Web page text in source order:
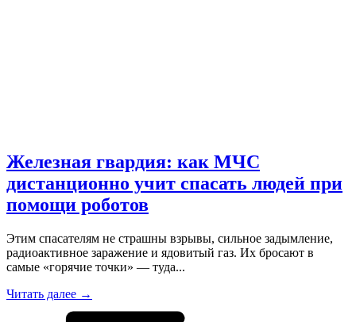
Железная гвардия: как МЧС
дистанционно учит спасать людей при
помощи роботов
Этим спасателям не страшны взрывы, сильное задымление,
радиоактивное заражение и ядовитый газ. Их бросают в
самые «горячие точки» — туда...
Читать далее →